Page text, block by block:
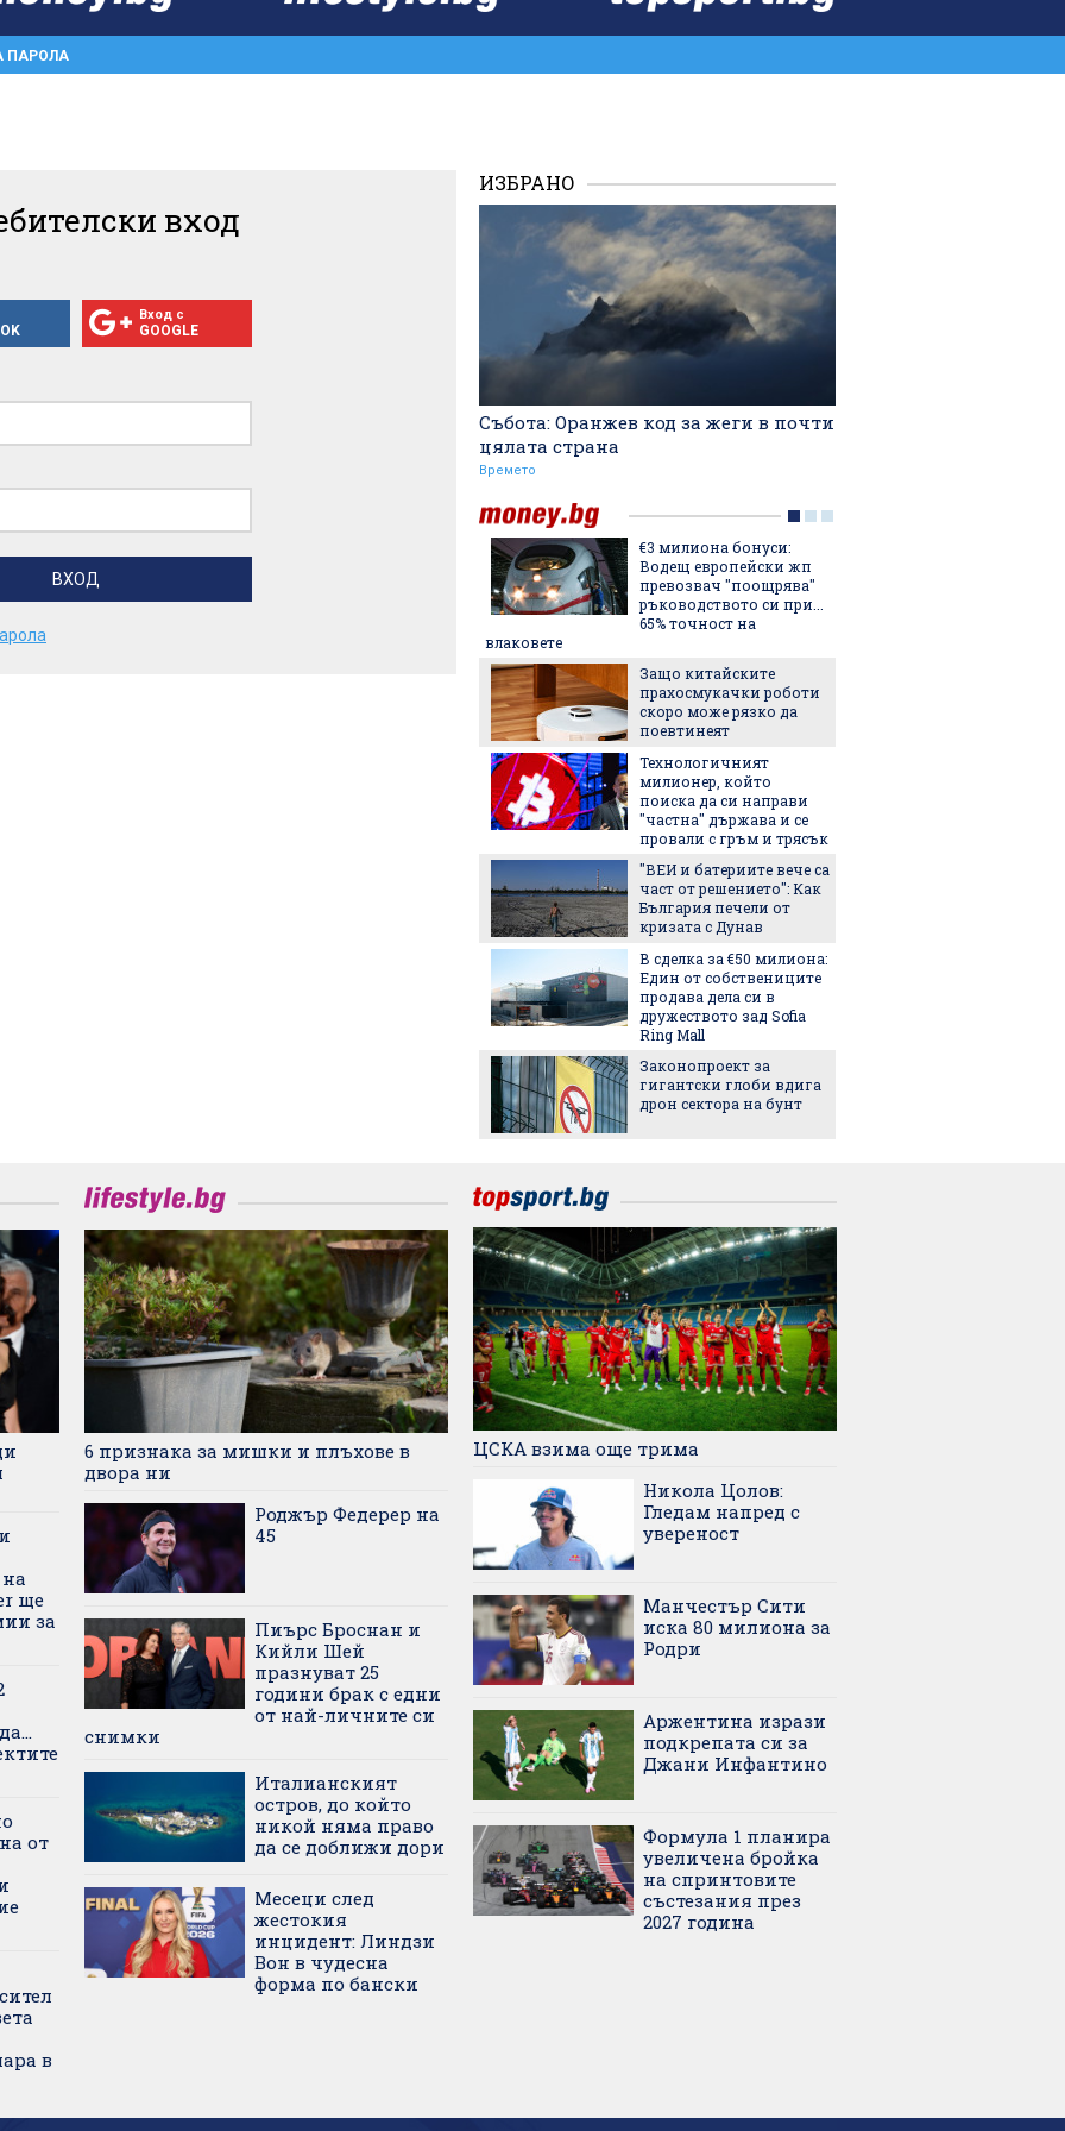
ПАРОЛА
вход
Вход с
GOOGLE
ИЗБРАНО
Събота: Оранжев код за жеги в почти
цялата страна
Времето
€3 милиона бонуси:
Водещ европейски жп
превозвач "поощрява"
ръководството си при...
65% точност на
влаковете
Защо китайските
прахосмукачки роботи
скоро може рязко да
поевтинеят
Технологичният
милионер, който
поиска да си направи
"частна" държава и се
провали с гръм и трясък
"ВЕИ и батериите вече са
част от решението": Как
България печели от
кризата с Дунав
В сделка за €50 милиона:
Един от собствениците
продава дела си в
дружеството зад Sofia
Ring Mall
Законопроект за
гигантски глоби вдига
дрон сектора на бунт
ще
за
от
в
6 признака за мишки и плъхове в
двора ни
Роджър Федерер на
45
Пиърс Броснан и
Кийли Шей
празнуват 25
години брак с едни
от най-личните си
снимки
Италианският
остров, до който
никой няма право
да се доближи дори
Месеци след
жестокия
инцидент: Линдзи
Вон в чудесна
форма по бански
ЦСКА взима още трима
Никола Цолов:
Гледам напред с
увереност
Манчестър Сити
иска 80 милиона за
Родри
Аржентина изрази
подкрепата си за
Джани Инфантино
Формула 1 планира
увеличена бройка
на спринтовите
състезания през
2027 година